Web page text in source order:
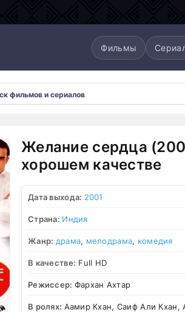
Фильмы
Желание сердца
хорошем качестве
Дата выхода: 2001
Страна: Индия
Жанр: драма, мелодрама, комедия
В качестве: Full HD
Режиссер: Фархан Ахтар
В ролях: Аамир Кхан, Саиф Али Кхан,